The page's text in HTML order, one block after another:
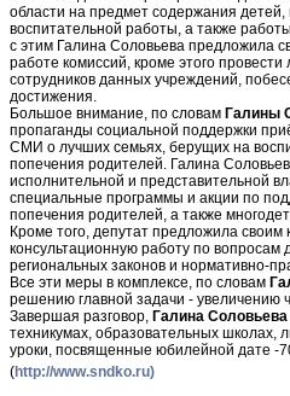
области на предмет содержания
воспитательной работы, а также
с этим Галина Соловьева предложила
работе комиссий, кроме этого
сотрудников данных учреждений,
достижения.
Большое внимание, по словам Галины
пропаганды социальной поддержки
СМИ о лучших семьях, берущих на
попечения родителей. Галина
исполнительной и представительной
специальные программы и акции по
попечения родителей, а также
Кроме того, депутат предложила своим
консультационную работу по
региональных законов и нормативно-
Все эти меры в комплексе, по словам
решению главной задачи - увеличению
Завершая разговор, Галина Соловьева
техникумах, образовательных школах,
уроки, посвященные юбилейной дате -
(http://www.sndko.ru)